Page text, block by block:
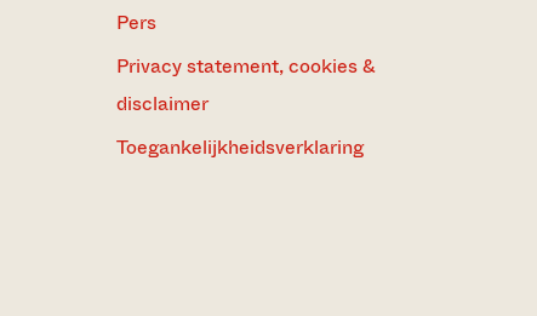
Pers
Privacy statement, cookies &
disclaimer
Toegankelijkheidsverklaring